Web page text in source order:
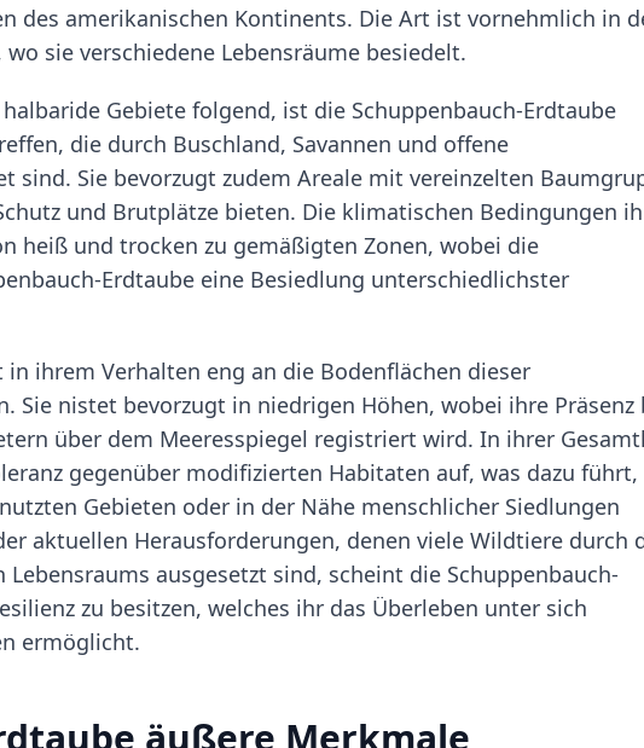
des amerikanischen Kontinents. Die Art ist vornehmlich in
sie verschiedene Lebensräume besiedelt.
Gebiete folgend, ist die Schuppenbauch-Erdtaube
die durch Buschland, Savannen und offene
sind. Sie bevorzugt zudem Areale mit vereinzelten
und Brutplätze bieten. Die klimatischen Bedingungen
heiß und trocken zu gemäßigten Zonen, wobei die
Erdtaube eine Besiedlung unterschiedlichster
in ihrem Verhalten eng an die Bodenflächen dieser
Sie nistet bevorzugt in niedrigen Höhen, wobei ihre Präsenz
über dem Meeresspiegel registriert wird. In ihrer
gegenüber modifizierten Habitaten auf, was dazu führt,
Gebieten oder in der Nähe menschlicher Siedlungen
aktuellen Herausforderungen, denen viele Wildtiere durch
ausgesetzt sind, scheint die Schuppenbauch-
zu besitzen, welches ihr das Überleben unter sich
ermöglicht.
äußere Merkmale